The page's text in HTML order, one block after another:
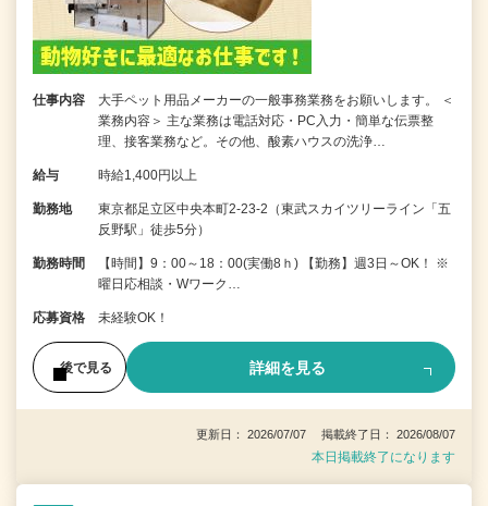
仕事内容
大手ペット用品メーカーの一般事務業務をお願いします。 ＜
業務内容＞ 主な業務は電話対応・PC入力・簡単な伝票整
理、接客業務など。その他、酸素ハウスの洗浄…
給与 時給1,400円以上
勤務地
東京都足立区中央本町2-23-2（東武スカイツリーライン「五
反野駅」徒歩5分）
勤務時間
【時間】9：00～18：00(実働8ｈ) 【勤務】週3日～OK！ ※
曜日応相談・Wワーク…
応募資格 未経験OK！
後で見る 詳細を見る
更新日： 2026/07/07 掲載終了日： 2026/08/07
本日掲載終了になります